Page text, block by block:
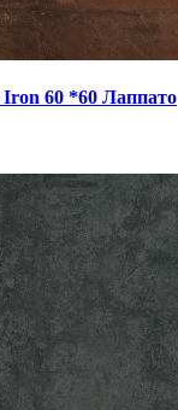
60 *60 Лаппато